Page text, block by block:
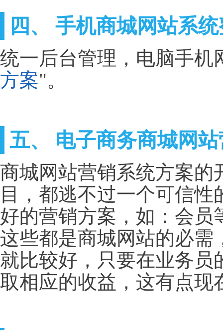
四、 手机商城网站系
统一后台管理，电脑手
方案"。
五、 电子商务商城网
商城网站营销系统方案的
目，都逃不过一个可信
好的营销方案，如：会员
这些都是商城网站的必需
就比较好，只要在业务员
取相应的收益，这有点现